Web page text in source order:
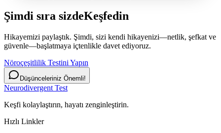
Şimdi sıra sizdeKeşfedin
Hikayemizi paylaştık. Şimdi, sizi kendi hikayenizi—netlik, şefkat ve
güvenle—başlatmaya içtenlikle davet ediyoruz.
Nöroçeşitlilik Testini Yapın
Düşünceleriniz Önemli!
Neurodivergent Test
Keşfi kolaylaştırın, hayatı zenginleştirin.
Hızlı Linkler